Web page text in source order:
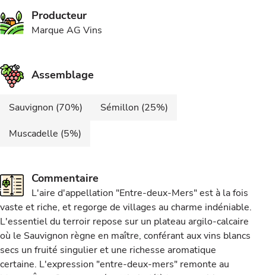
Producteur
Marque AG Vins
Assemblage
Sauvignon (70%)
Sémillon (25%)
Muscadelle (5%)
Commentaire
L'aire d'appellation "Entre-deux-Mers" est à la fois
vaste et riche, et regorge de villages au charme indéniable.
L'essentiel du terroir repose sur un plateau argilo-calcaire
où le Sauvignon règne en maître, conférant aux vins blancs
secs un fruité singulier et une richesse aromatique
certaine. L'expression "entre-deux-mers" remonte au